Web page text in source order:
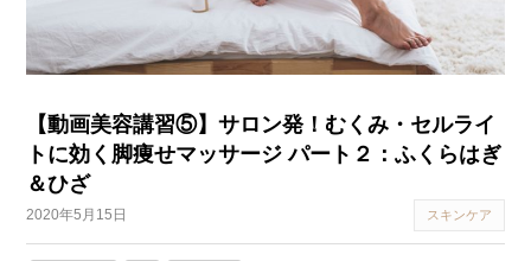
【動画美容講習⑤】サロン発！むくみ・セルライ
トに効く脚痩せマッサージ パート２：ふくらはぎ
＆ひざ
2020年5月15日 スキンケア